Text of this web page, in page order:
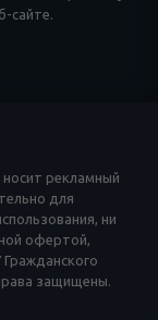
сайте.
рекламный
для
ни
офертой,
защищены.